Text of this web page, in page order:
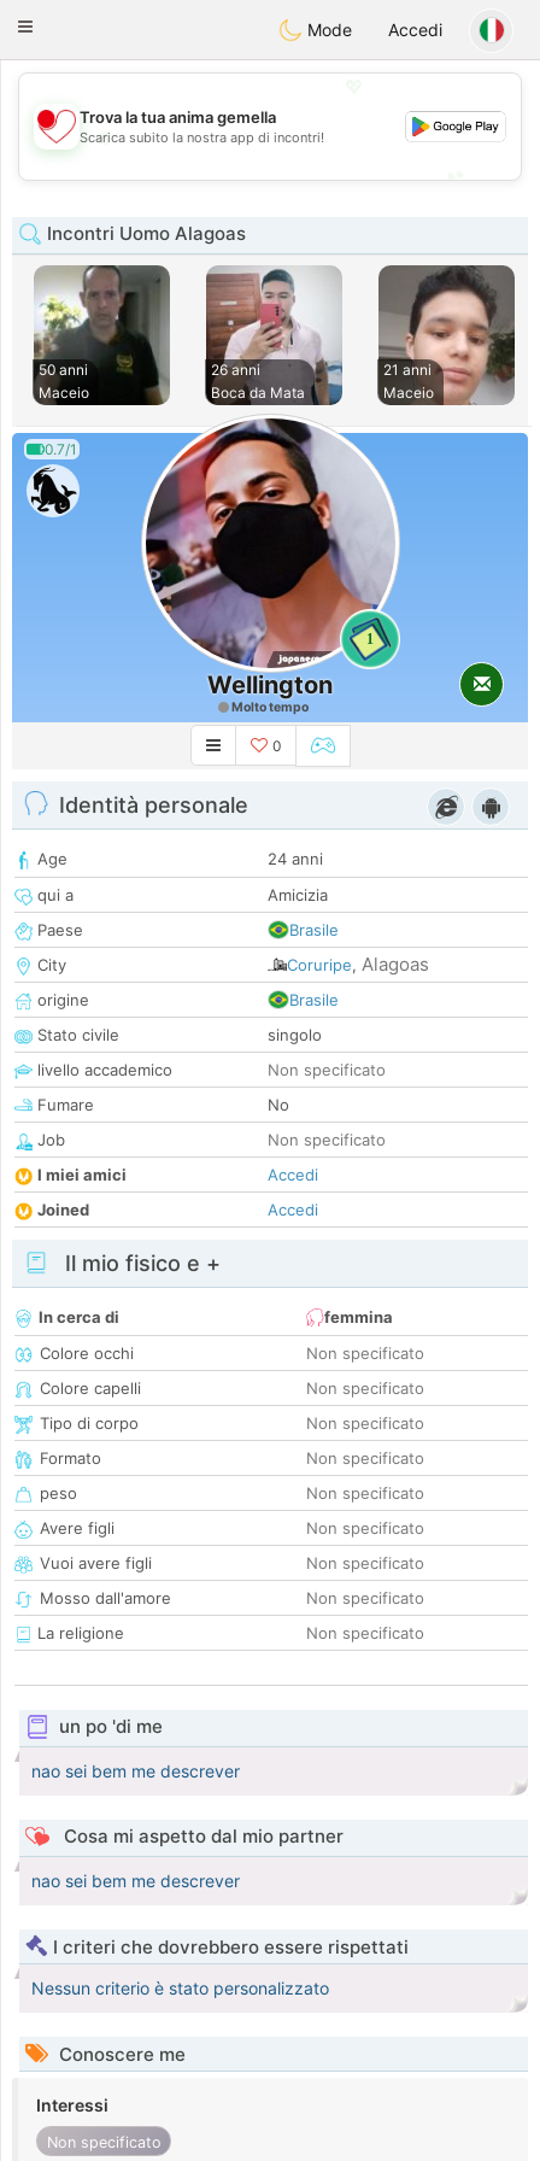
日本Chat
Toggle
Mode Accedi
💖
💕
Trova la tua anima gemella
Scarica subito la nostra app di incontri!
Incontri Uomo Alagoas
50 anni
Maceio
26 anni
Boca da Mata
21 anni
Maceio
0.7/1
1
Wellington
Molto tempo
0
Identità personale
Age
24 anni
qui a
Amicizia
Paese
Brasile
City
Coruripe, Alagoas
origine
Brasile
Stato civile
singolo
livello accademico
Non specificato
Fumare
No
Job
Non specificato
I miei amici
Accedi
Joined
Accedi
Il mio fisico e +
In cerca di
femmina
Colore occhi
Non specificato
Colore capelli
Non specificato
Tipo di corpo
Non specificato
Formato
Non specificato
peso
Non specificato
Avere figli
Non specificato
Vuoi avere figli
Non specificato
Mosso dall'amore
Non specificato
La religione
Non specificato
un po 'di me
nao sei bem me descrever
Cosa mi aspetto dal mio partner
nao sei bem me descrever
I criteri che dovrebbero essere rispettati
Nessun criterio è stato personalizzato
Conoscere me
Interessi
Non specificato